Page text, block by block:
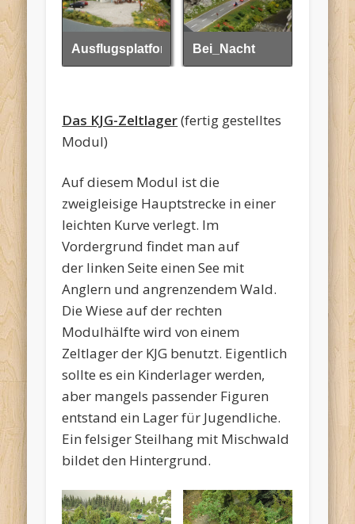
Ausflugsplatform Bei_Nacht
Das KJG-Zeltlager(fertig gestelltes
Modul)
Auf diesem Modul ist die
zweigleisige Hauptstrecke in einer
leichten Kurve verlegt. Im
Vordergrund findet man auf
der linken Seite einen See mit
Anglern und angrenzendem Wald.
Die Wiese auf der rechten
Modulhälfte wird von einem
Zeltlager der KJG benutzt. Eigentlich
sollte es ein Kinderlager werden,
aber mangels passender Figuren
entstand ein Lager für Jugendliche.
Ein felsiger Steilhang mit Mischwald
bildet den Hintergrund.